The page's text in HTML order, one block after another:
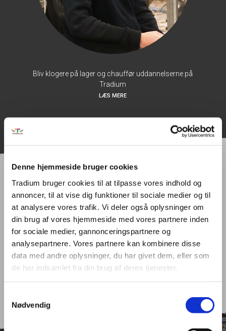
Denne hjemmeside bruger cookies
Tradium bruger cookies til at tilpasse vores indhold og
annoncer, til at vise dig funktioner til sociale medier og til
at analysere vores trafik. Vi deler også oplysninger om
din brug af vores hjemmeside med vores partnere inden
for sociale medier, gannonceringspartnere og
analysepartnere. Vores partnere kan kombinere disse
data med andre oplysninger, du har givet dem, eller som
de har indsamlet fra din brug af deres tjenester.
Nødvendig
Bliv klogere på lager og chauffør uddannelserne på
Tradium
LÆS MERE
Hold dig opdateret om
transport og logistik